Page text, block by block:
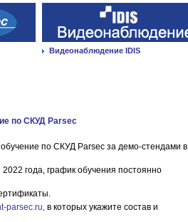
Видеонаблюдение IDIS
по СКУД Parsec
по СКУД Parsec за демо-стендами в
года, график обучения постоянно
parsec.ru, в которых укажите состав и